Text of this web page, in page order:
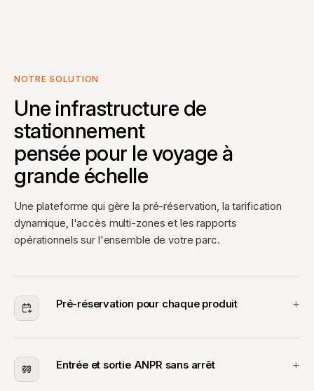
NOTRE SOLUTION
Une infrastructure de
stationnement
pensée pour le voyage à
grande échelle
Une plateforme qui gère la pré-réservation, la tarification
dynamique, l'accès multi-zones et les rapports
opérationnels sur l'ensemble de votre parc.
Pré-réservation pour chaque produit
Entrée et sortie ANPR sans arrêt